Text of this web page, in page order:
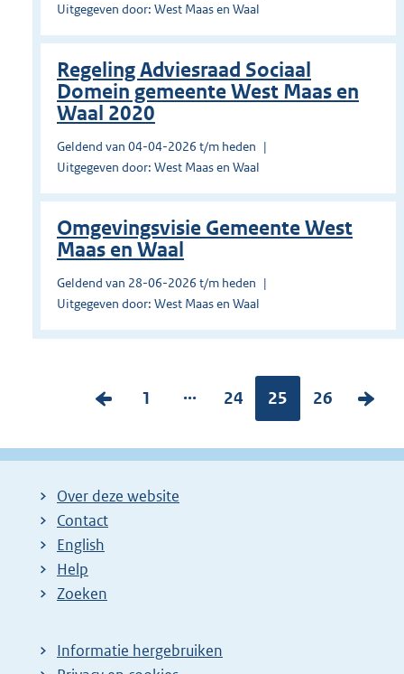
Uitgegeven door: West Maas en Waal
Regeling Adviesraad Sociaal
Domein gemeente West Maas en
Waal 2020
Geldend van 04-04-2026 t/m heden
Uitgegeven door: West Maas en Waal
Omgevingsvisie Gemeente West
Maas en Waal
Geldend van 28-06-2026 t/m heden
Uitgegeven door: West Maas en Waal
V
r
g
e
a
n
P
g
n
1 ...
P
g
24 Pagina:
25
P
g
26
V
l
Over deze website
Contact
English
Help
Zoeken
Informatie hergebruiken